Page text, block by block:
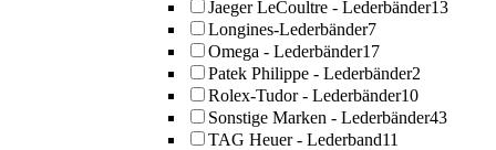
Jaeger LeCoultre - Lederbänder13
Longines-Lederbänder7
Omega - Lederbänder17
Patek Philippe - Lederbänder2
Rolex-Tudor - Lederbänder10
Sonstige Marken - Lederbänder43
TAG Heuer - Lederband11